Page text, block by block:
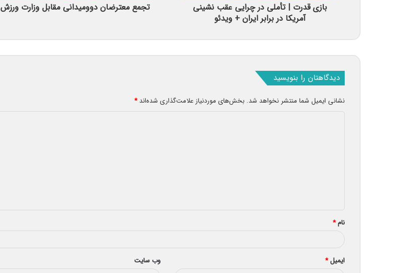
بازی قدرت | تأملی در چرایی عقب نشینی
آمریکا در برابر ایران + ویدئو
تجمع معترضان دوومیدانی مقابل وزارت ورزش
دیدگاهتان را بنویسید
نشانی ایمیل شما منتشر نخواهد شد. بخش‌های موردنیاز علامت‌گذاری شده‌اند*
*
نام*
ایمیل* وب‌ سایت